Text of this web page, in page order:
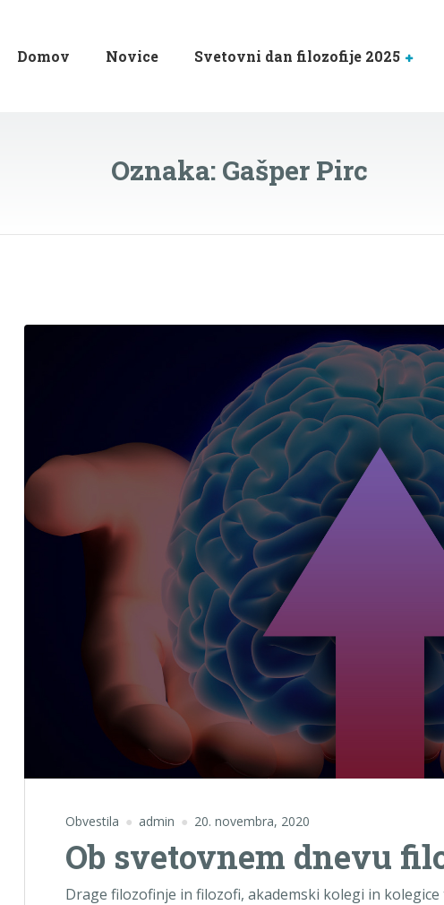
Domov Novice Svetovni dan filozofije 2025
Oznaka: Gašper Pirc
Obvestila admin 20. novembra, 2020
Ob svetovnem dnevu
Drage filozofinje in filozofi, akademski kolegi in